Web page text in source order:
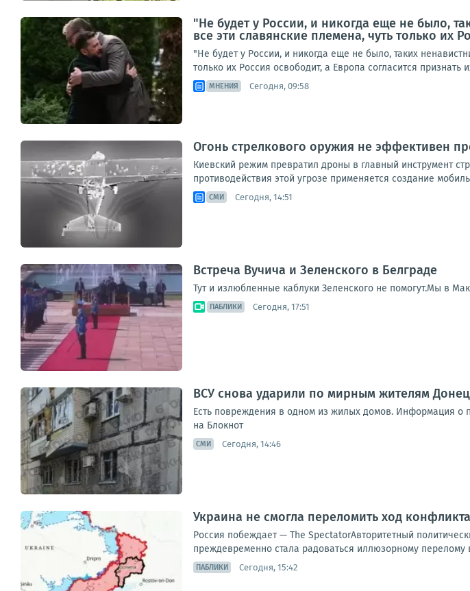
"Не будет у России, и никогда еще не было,
все эти славянские племена, чуть только их
"Не будет у России, и никогда еще не было, таких
только их Россия освободит, а Европа согласится
МНЕНИЯ Сегодня, 09:58
Огонь стрелкового оружия не эффективен
Киевский режим превратил дроны в главный инструмент
противодействия этой угрозе применяется создание
СМИ Сегодня, 14:51
Встреча Вучича и Зеленского в Белграде
Тут и излюбленные каблуки Зеленского не помогут.Мы в
ПАБЛИКИ Сегодня, 17:51
ВСУ снова ударили по мирным жителям
Есть повреждения в одном из жилых домов. Информация о
на Блокнот
СМИ Сегодня, 14:46
Украина не смогла переломить ход конфликта
Россия побеждает — The SpectatorАвторитетный
преждевременно стала радоваться иллюзорному
ПАБЛИКИ Сегодня, 15:42